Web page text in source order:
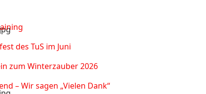
des TuS im Juni
zum Winterzauber 2026
– Wir sagen „Vielen Dank“